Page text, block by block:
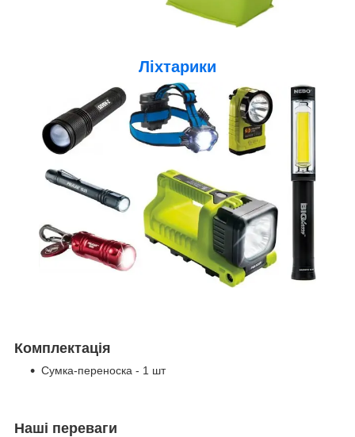
Ліхтарики
Комплектація
Сумка-переноска - 1 шт
Наші переваги